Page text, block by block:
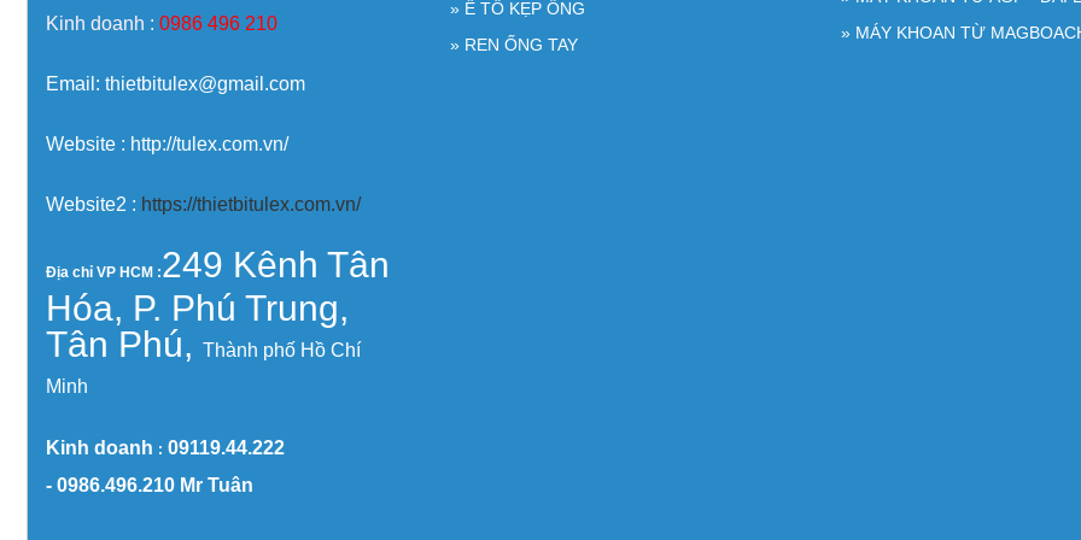
Kinh doanh : 0986 496 210
Email: thietbitulex@gmail.com
Website : http://tulex.com.vn/
Website2 : https://thietbitulex.com.vn/
Địa chỉ VP HCM :249 Kênh Tân
Hóa, P. Phú Trung,
Tân Phú, Thành phố Hồ Chí
Minh
Kinh doanh : 09119.44.222
- 0986.496.210 Mr Tuân
» Ê TÔ KẸP ỐNG
» REN ỐNG TAY
» MÁY KHOAN TỪ